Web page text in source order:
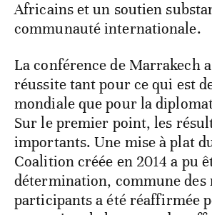
Africains et un soutien
communauté internationale.
La conférence de Marrakech
réussite tant pour ce qui est
mondiale que pour la
Sur le premier point, les
importants. Une mise à plat
Coalition créée en 2014 a pu
détermination, commune
participants a été réaffirmée